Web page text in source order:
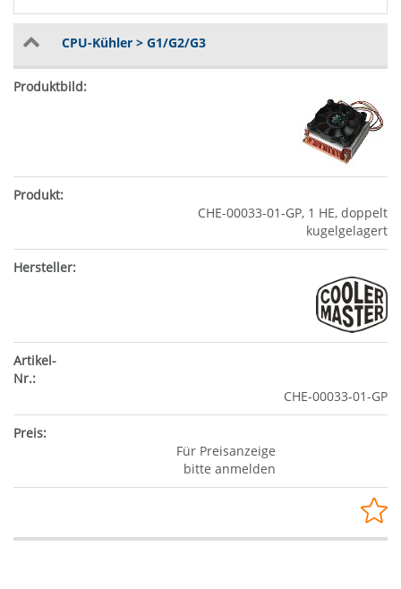
CPU-Kühler > G1/G2/G3
CHE-00033-01-GP, 1 HE, doppelt
kugelgelagert
CHE-00033-01-GP
Für Preisanzeige
bitte anmelden